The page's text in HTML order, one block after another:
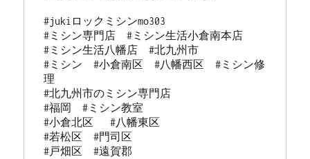
#jukiロックミシンmo303
#ミシン専門店  #ミシン生活小倉南本店
#ミシン生活八幡店  #北九州市
#ミシン  #小倉南区  #八幡西区  #ミシン修
理
#北九州市のミシン専門店
#福岡  #ミシン教室
#小倉北区   #八幡東区
#若松区  #門司区
#戸畑区  #遠賀郡